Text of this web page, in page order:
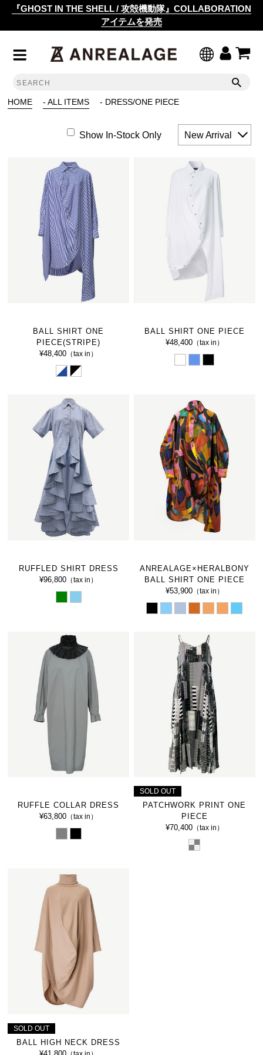
『GHOST IN THE SHELL / 攻殻機動隊』COLLABORATION
アイテムを発売
HOME - ALL ITEMS - DRESS/ONE PIECE
Show In-Stock Only New Arrival
BALL SHIRT ONE
PIECE(STRIPE)
¥48,400 （tax in）
BALL SHIRT ONE PIECE
¥48,400（tax in）
RUFFLED SHIRT DRESS
¥96,800 （tax in）
ANREALAGE×HERALBONY
BALL SHIRT ONE PIECE
¥53,900（tax in）
RUFFLE COLLAR DRESS
¥63,800 （tax in）
SOLD OUT
PATCHWORK PRINT ONE
PIECE
¥70,400（tax in）
SOLD OUT
BALL HIGH NECK DRESS